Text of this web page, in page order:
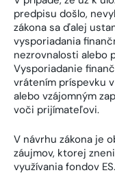
predpisu došlo,
zákona sa ďalej
vysporiadania
nezrovnalosti alebo
Vysporiadanie
vrátením príspevku
alebo vzájomným
voči prijímateľovi.
V návrhu zákona je
záujmov, ktorej
využívania fondov ES.